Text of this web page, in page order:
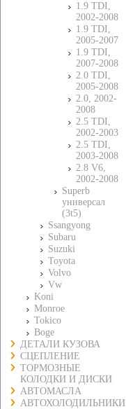
1.9 TDI,
2002-2008
1.9 TDI,
2005-2007
1.9 TDI,
2007-2008
2.0 TDI,
2005-2008
2.0, 2002-
2008
2.5 TDI,
2002-2003
2.5 TDI,
2003-2008
2.8 V6,
2002-2008
Superb
универсал
(3t5)
Ssangyong
Subaru
Suzuki
Toyota
Volvo
Vw
Koni
Monroe
Tokico
Boge
ДЕТАЛИ КУЗОВА
СЦЕПЛЕНИЕ
ТОРМОЗНЫЕ
КОЛОДКИ И ДИСКИ
АВТОМАСЛА
АВТОХОЛОДИЛЬНИКИ